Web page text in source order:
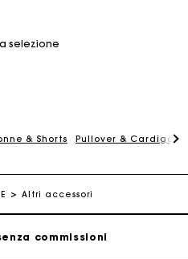
selezione
& Shorts Pullover & Cardigan
Altri accessori
migliore per fare il regalo
offerta entro 2-3 giorni
commissioni